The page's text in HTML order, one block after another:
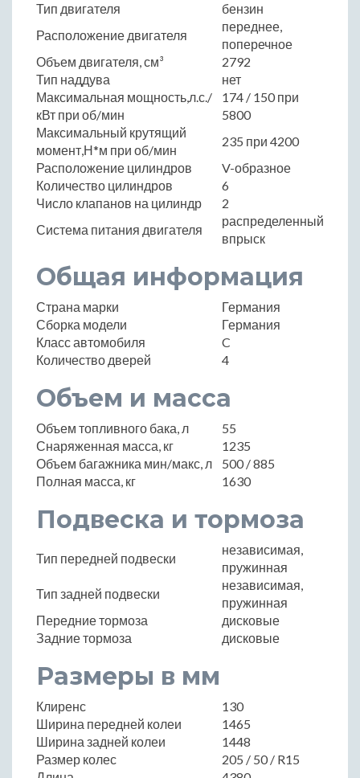
Тип двигателя
бензин
Расположение двигателя
переднее,
поперечное
Объем двигателя, см³
2792
Тип наддува
нет
Максимальная мощность,л.с./
кВт при об/мин
174 / 150 при
5800
Максимальный крутящий
момент,Н*м при об/мин
235 при 4200
Расположение цилиндров
V-образное
Количество цилиндров
6
Число клапанов на цилиндр
2
Система питания двигателя
распределенный
впрыск
Общая информация
Страна марки
Германия
Сборка модели
Германия
Класс автомобиля
C
Количество дверей
4
Объем и масса
Объем топливного бака, л
55
Снаряженная масса, кг
1235
Объем багажника мин/макс, л
500 / 885
Полная масса, кг
1630
Подвеска и тормоза
Тип передней подвески
независимая,
пружинная
Тип задней подвески
независимая,
пружинная
Передние тормоза
дисковые
Задние тормоза
дисковые
Размеры в мм
Клиренс
130
Ширина передней колеи
1465
Ширина задней колеи
1448
Размер колес
205 / 50 / R15